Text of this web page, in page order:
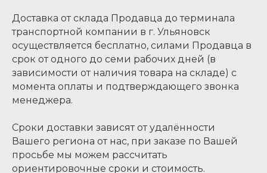
Доставка от склада Продавца до терминала
транспортной компании в г. Ульяновск
осуществляется бесплатно, силами Продавца в
срок от одного до семи рабочих дней (в
зависимости от наличия товара на складе) с
момента оплаты и подтверждающего звонка
менеджера.
Сроки доставки зависят от удалённости
Вашего региона от нас, при заказе по Вашей
просьбе мы можем рассчитать
ориентировочные сроки и стоимость.